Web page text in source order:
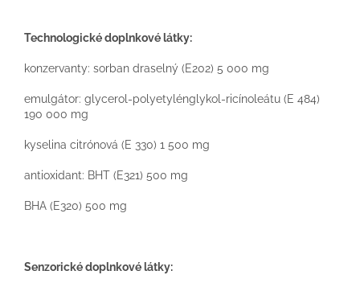
Technologické doplnkové látky:
konzervanty: sorban draselný (E202) 5 000 mg
emulgátor: glycerol-polyetylénglykol-ricínoleátu (E 484)
190 000 mg
kyselina citrónová (E 330) 1 500 mg
antioxidant: BHT (E321) 500 mg
BHA (E320) 500 mg
Senzorické doplnkové látky: